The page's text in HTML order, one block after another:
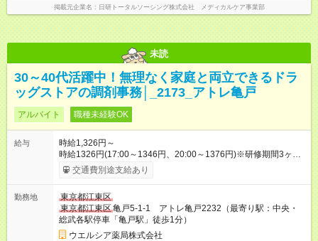
掲載元企業名 日研トータルソーシング株式会社 メディカルケア事業部
未読
30～40代活躍中！無理なく家庭と両立できるドラ
ッグストアの調剤事務│_2173_アトレ亀戸
アルバイト 職種未経験OK
給与
時給1,326円～
時給1326円(17:00～1346円、20:00～1376円)※研修期間3ヶ月
以降、社内試験による更新判定あり 社内試験合格後、時給＋50
～100円の昇給あり （大学生は＋20円） 試用期間あり：入社日
期間あり 試用期間の長さ：3ヶ月 雇用形態、給与は本採用時と
同じです。
交通費別途支給あり
勤務地
東京都江東区
東京都江東区亀戸5-1-1 アトレ亀戸2232（最寄り駅：中央・
総武各駅停車「亀戸駅」徒歩1分）
ウエルシア薬局株式会社